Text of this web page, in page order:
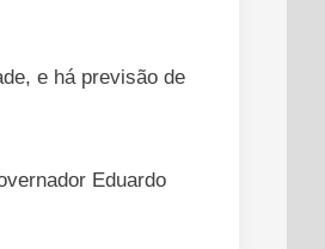
e há previsão de
Eduardo